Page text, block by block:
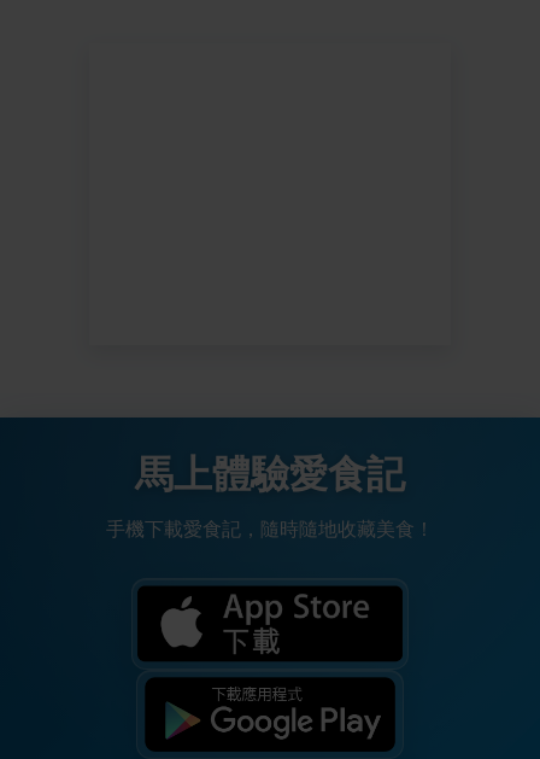
馬上體驗愛食記
手機下載愛食記，隨時隨地收藏美食！